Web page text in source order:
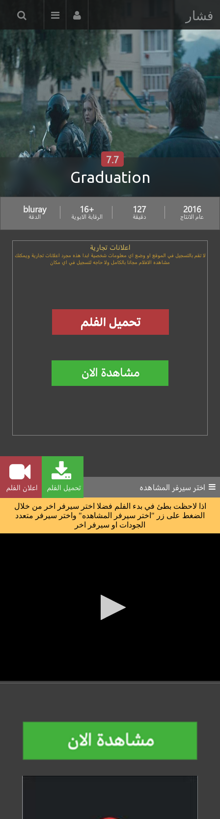
فشار
Graduation
7.7
2016
عام الانتاج
127
دقيقة
+16
الرقابة الابوية
bluray
الدقة
اعلانات تجارية
لا تقم بالتسجيل في الموقع او وضع اي معلومات شخصية ابدا هذه مجرد اعلانات تجارية ويمكنك
مشاهده الافلام مجانا بالكامل ولا حاجه لتسجيل في اي مكان
تحميل الفلم اعلان الفلم اختر سيرفر المشاهده
اذا لاحظت بطئ في بدء الفلم فضلا اختر سيرفر اخر من خلال
الضغط على زر "اختر سيرفر المشاهده" واختر سيرفر متعدد
الجودات او سيرفر اخر